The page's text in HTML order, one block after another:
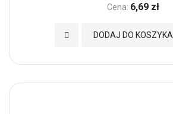
Cena: 6,69 zł
DODAJ DO KOSZYKA
Dodaj do Ulubionych